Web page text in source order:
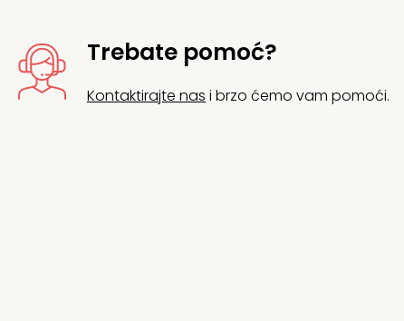
Trebate pomoć?
Kontaktirajte nas i brzo ćemo vam pomoći.